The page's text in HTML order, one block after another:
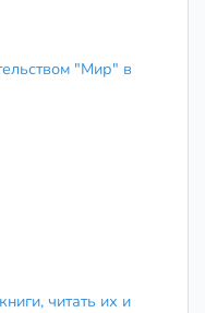
"Мир" в
читать их и